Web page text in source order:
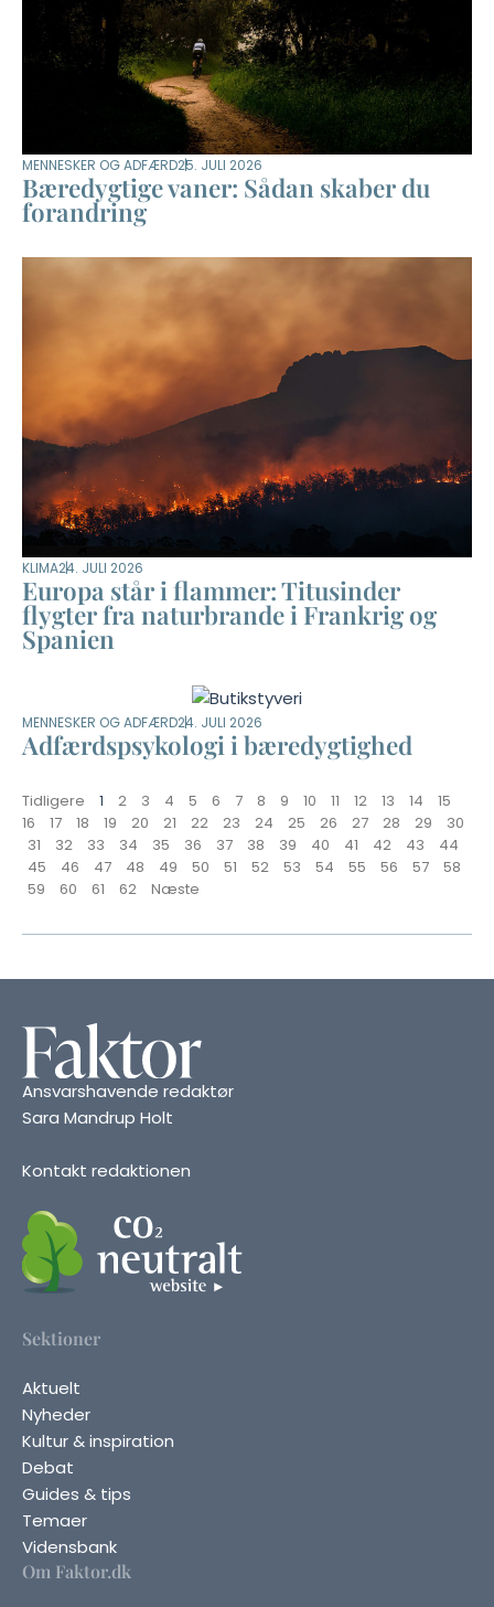
MENNESKER OG ADFÆRD25. JULI 2026
Bæredygtige vaner: Sådan skaber du
forandring
KLIMA24. JULI 2026
Europa står i flammer: Titusinder
flygter fra naturbrande i Frankrig og
Spanien
MENNESKER OG ADFÆRD24. JULI 2026
Adfærdspsykologi i bæredygtighed
Tidligere 1 2 3 4 5 6 7 8 9 10 11 12 13 14
15
16
17 18 19 20 21 22 23 24 25 26 27 28 29
30
31
32 33 34 35 36 37 38 39 40 41 42 43
44
45
46 47 48 49 50 51 52 53 54 55 56 57
58
59
60 61 62 Næste
Ansvarshavende redaktør
Sara Mandrup Holt
Kontakt redaktionen
Sektioner
Aktuelt
Nyheder
Kultur & inspiration
Debat
Guides & tips
Temaer
Vidensbank
Om Faktor.dk